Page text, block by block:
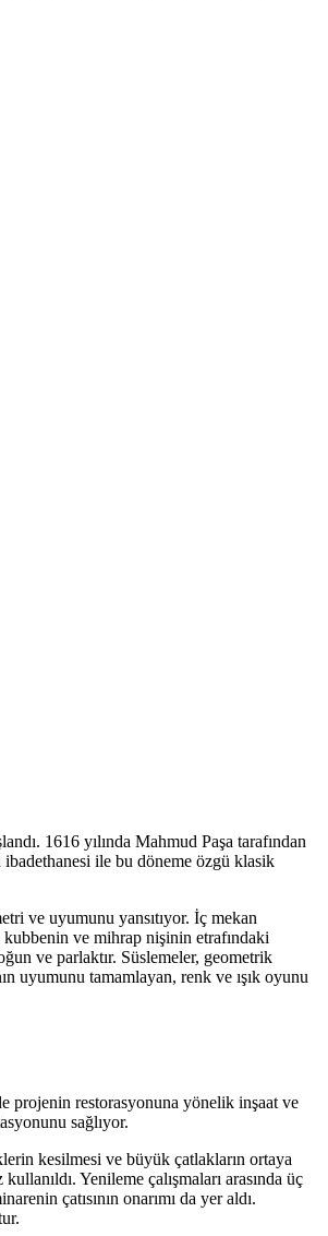
1616 yılında Mahmud Paşa tarafından
ile bu döneme özgü klasik
ve uyumunu yansıtıyor. İç mekan
ve mihrap nişinin etrafındaki
ve parlaktır. Süslemeler, geometrik
uyumunu tamamlayan, renk ve ışık oyunu
projenin restorasyonuna yönelik inşaat ve
sağlıyor.
kesilmesi ve büyük çatlakların ortaya
Yenileme çalışmaları arasında üç
çatısının onarımı da yer aldı.